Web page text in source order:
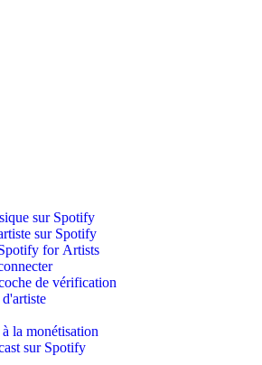
sur Spotify
sur Spotify
for Artists
de vérification
la monétisation
sur Spotify